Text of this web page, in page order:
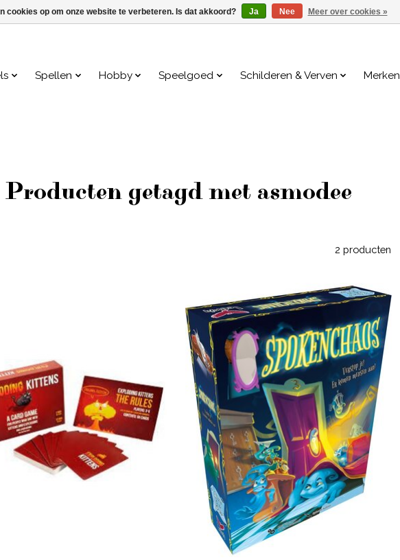
Spellen Hobby Speelgoed Schilderen & Verven Merken
Producten getagd met asmodee
2 producten
cookies op om onze website te verbeteren. Is dat akkoord? Ja Nee Meer over cookies »